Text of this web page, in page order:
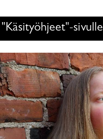
"Käsityöhjeet"-sivulle